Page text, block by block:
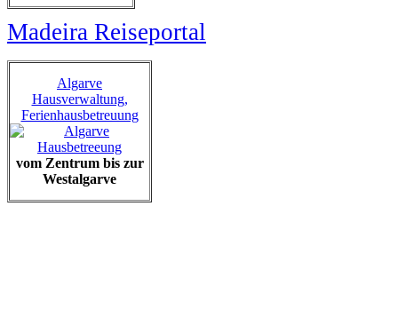
Madeira Reiseportal
Algarve
Hausverwaltung,
Ferienhausbetreuung
vom Zentrum bis zur
Westalgarve